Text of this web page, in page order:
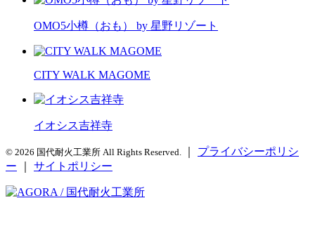
OMO5小樽（おも） by 星野リゾート
CITY WALK MAGOME
イオシス吉祥寺
© 2026 国代耐火工業所 All Rights Reserved.
プライバシーポリシ
ー
サイトポリシー